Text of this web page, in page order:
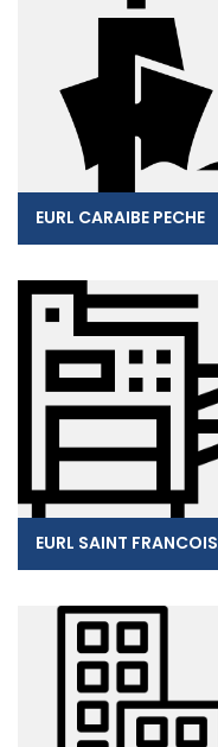
EURL CARAIBE PECHE